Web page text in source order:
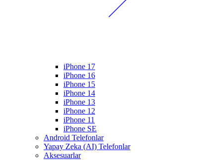
iPhone 17
iPhone 16
iPhone 15
iPhone 14
iPhone 13
iPhone 12
iPhone 11
iPhone SE
Android Telefonlar
Yapay Zeka (AI) Telefonlar
Aksesuarlar